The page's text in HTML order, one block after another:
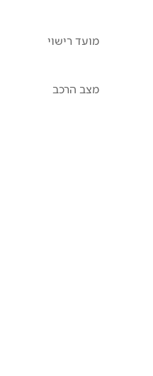
מועד רישוי
מצב הרכב